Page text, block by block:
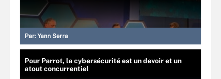
Par: Yann Serra
Pour Parrot, la cybersécurité est un devoir et un
atout concurrentiel